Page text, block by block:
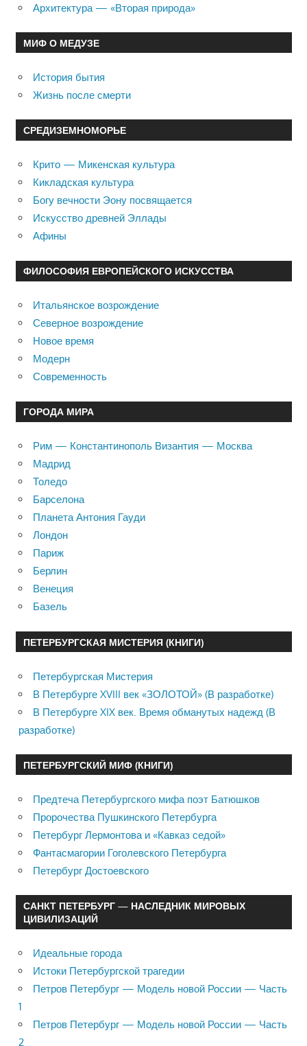
Архитектура — «Вторая природа»
МИФ О МЕДУЗЕ
История бытия
Жизнь после смерти
СРЕДИЗЕМНОМОРЬЕ
Крито — Микенская культура
Кикладская культура
Богу вечности Эону посвящается
Искусство древней Эллады
Афины
ФИЛОСОФИЯ ЕВРОПЕЙСКОГО ИСКУССТВА
Итальянское возрождение
Северное возрождение
Новое время
Модерн
Современность
ГОРОДА МИРА
Рим — Константинополь Византия — Москва
Мадрид
Толедо
Барселона
Планета Антония Гауди
Лондон
Париж
Берлин
Венеция
Базель
ПЕТЕРБУРГСКАЯ МИСТЕРИЯ (КНИГИ)
Петербургская Мистерия
В Петербурге XVIII век «ЗОЛОТОЙ» (В разработке)
В Петербурге XIX век. Время обманутых надежд (В
разработке)
ПЕТЕРБУРГСКИЙ МИФ (КНИГИ)
Предтеча Петербургского мифа поэт Батюшков
Пророчества Пушкинского Петербурга
Петербург Лермонтова и «Кавказ седой»
Фантасмагории Гоголевского Петербурга
Петербург Достоевского
САНКТ ПЕТЕРБУРГ — НАСЛЕДНИК МИРОВЫХ
ЦИВИЛИЗАЦИЙ
Идеальные города
Истоки Петербургской трагедии
Петров Петербург — Модель новой России — Часть
1
Петров Петербург — Модель новой России — Часть
2